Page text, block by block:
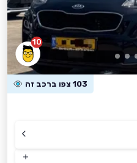
10
103 צפו ברכב זה